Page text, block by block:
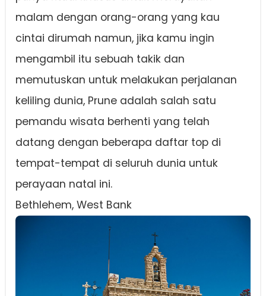
malam dengan orang-orang yang kau
cintai dirumah namun, jika kamu ingin
mengambil itu sebuah takik dan
memutuskan untuk melakukan perjalanan
keliling dunia, Prune adalah salah satu
pemandu wisata berhenti yang telah
datang dengan beberapa daftar top di
tempat-tempat di seluruh dunia untuk
perayaan natal ini.
Bethlehem, West Bank